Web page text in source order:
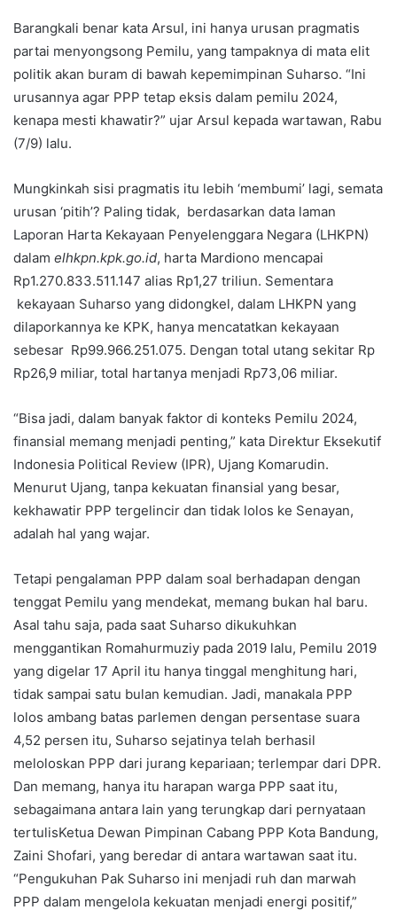
Barangkali benar kata Arsul, ini hanya urusan pragmatis
partai menyongsong Pemilu, yang tampaknya di mata elit
politik akan buram di bawah kepemimpinan Suharso. “Ini
urusannya agar PPP tetap eksis dalam pemilu 2024,
kenapa mesti khawatir?” ujar Arsul kepada wartawan, Rabu
(7/9) lalu.
Mungkinkah sisi pragmatis itu lebih ‘membumi’ lagi, semata
urusan ‘pitih’? Paling tidak, berdasarkan data laman
Laporan Harta Kekayaan Penyelenggara Negara (LHKPN)
dalam elhkpn.kpk.go.id, harta Mardiono mencapai
Rp1.270.833.511.147 alias Rp1,27 triliun. Sementara
kekayaan Suharso yang didongkel, dalam LHKPN yang
dilaporkannya ke KPK, hanya mencatatkan kekayaan
sebesar Rp99.966.251.075. Dengan total utang sekitar Rp
Rp26,9 miliar, total hartanya menjadi Rp73,06 miliar.
“Bisa jadi, dalam banyak faktor di konteks Pemilu 2024,
finansial memang menjadi penting,” kata Direktur Eksekutif
Indonesia Political Review (IPR), Ujang Komarudin.
Menurut Ujang, tanpa kekuatan finansial yang besar,
kekhawatir PPP tergelincir dan tidak lolos ke Senayan,
adalah hal yang wajar.
Tetapi pengalaman PPP dalam soal berhadapan dengan
tenggat Pemilu yang mendekat, memang bukan hal baru.
Asal tahu saja, pada saat Suharso dikukuhkan
menggantikan Romahurmuziy pada 2019 lalu, Pemilu 2019
yang digelar 17 April itu hanya tinggal menghitung hari,
tidak sampai satu bulan kemudian. Jadi, manakala PPP
lolos ambang batas parlemen dengan persentase suara
4,52 persen itu, Suharso sejatinya telah berhasil
meloloskan PPP dari jurang kepariaan; terlempar dari DPR.
Dan memang, hanya itu harapan warga PPP saat itu,
sebagaimana antara lain yang terungkap dari pernyataan
tertulisKetua Dewan Pimpinan Cabang PPP Kota Bandung,
Zaini Shofari, yang beredar di antara wartawan saat itu.
“Pengukuhan Pak Suharso ini menjadi ruh dan marwah
PPP dalam mengelola kekuatan menjadi energi positif,”